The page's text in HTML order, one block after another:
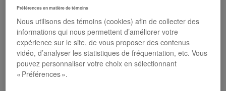
Résumé
Préférences en matière de témoins
Nous utilisons des témoins (cookies) afin de collecter des
informations qui nous permettent d’améliorer votre
expérience sur le site, de vous proposer des contenus
vidéo, d’analyser les statistiques de fréquentation, etc. Vous
pouvez personnaliser votre choix en sélectionnant
« Préférences ».